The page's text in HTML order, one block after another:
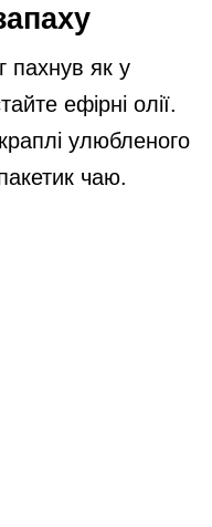
пахнув як у
ефірні олії.
улюбленого
чаю.